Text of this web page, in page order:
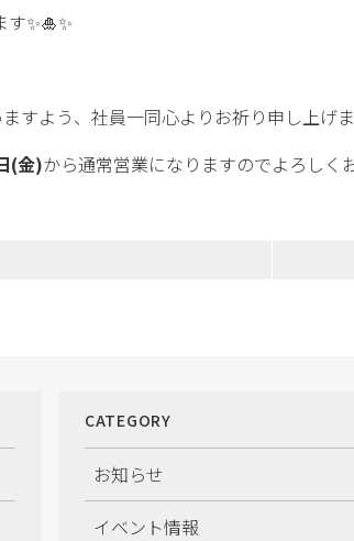
✨🎍✨
すよう、社員一同心よりお祈り申し上げ
(金)から通常営業になりますのでよろしく
CATEGORY
お知らせ
イベント情報